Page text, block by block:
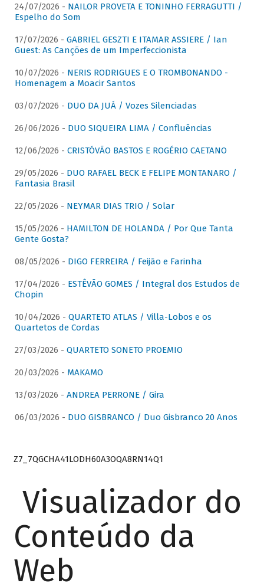
24/07/2026 - NAILOR PROVETA E TONINHO FERRAGUTTI /
Espelho do Som
17/07/2026 - GABRIEL GESZTI E ITAMAR ASSIERE / Ian
Guest: As Canções de um Imperfeccionista
10/07/2026 - NERIS RODRIGUES E O TROMBONANDO -
Homenagem a Moacir Santos
03/07/2026 - DUO DA JUÁ / Vozes Silenciadas
26/06/2026 - DUO SIQUEIRA LIMA / Confluências
12/06/2026 - CRISTÓVÃO BASTOS E ROGÉRIO CAETANO
29/05/2026 - DUO RAFAEL BECK E FELIPE MONTANARO /
Fantasia Brasil
22/05/2026 - NEYMAR DIAS TRIO / Solar
15/05/2026 - HAMILTON DE HOLANDA / Por Que Tanta
Gente Gosta?
08/05/2026 - DIGO FERREIRA / Feijão e Farinha
17/04/2026 - ESTÊVÃO GOMES / Integral dos Estudos de
Chopin
10/04/2026 - QUARTETO ATLAS / Villa-Lobos e os
Quartetos de Cordas
27/03/2026 - QUARTETO SONETO PROEMIO
20/03/2026 - MAKAMO
13/03/2026 - ANDREA PERRONE / Gira
06/03/2026 - DUO GISBRANCO / Duo Gisbranco 20 Anos
Z7_7QGCHA41LODH60A3OQA8RN14Q1
Visualizador do
Conteúdo da
Web